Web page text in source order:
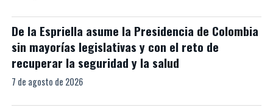
De la Espriella asume la Presidencia de Colombia
sin mayorías legislativas y con el reto de
recuperar la seguridad y la salud
7 de agosto de 2026